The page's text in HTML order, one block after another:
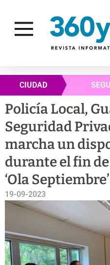
CIUDAD
Policía Local,
Seguridad
marcha un
durante el fin
‘Ola Septiembre’
19-09-2023